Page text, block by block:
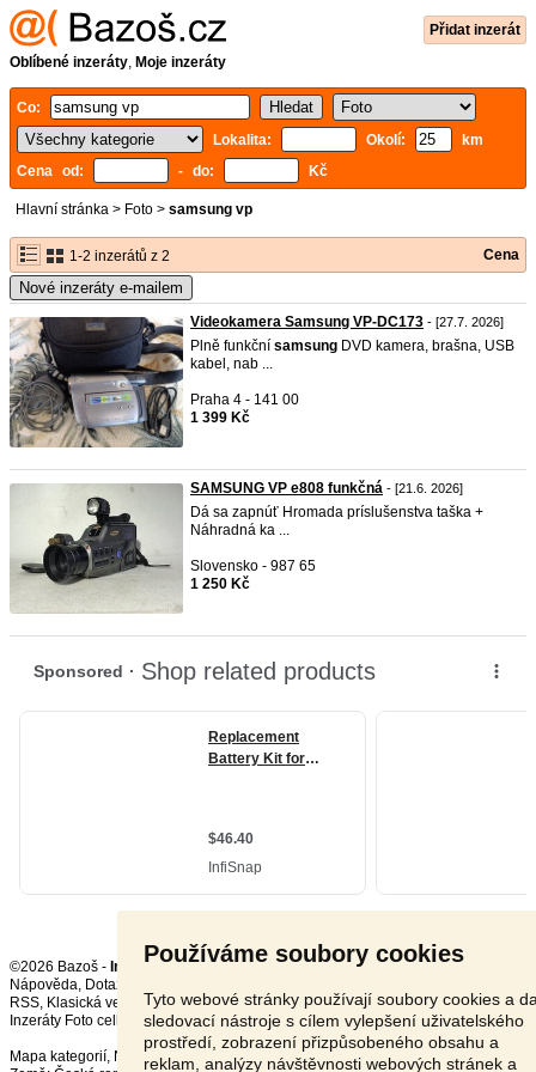
Používáme soubory cookies
Tyto webové stránky používají soubory cookies a
sledovací nástroje s cílem vylepšení uživatelského
prostředí, zobrazení přizpůsobeného obsahu a
reklam, analýzy návštěvnosti webových stránek a
Přidat inzerát
Oblíbené inzeráty, Moje inzeráty
Co:
Lokalita:
Okolí:
km
Cena od:
- do: Kč
Hlavní stránka > Foto > samsung vp
1-2 inzerátů z 2 Cena
Nové inzeráty e-mailem
Videokamera Samsung VP-DC173 - [27.7. 2026]
Plně funkční samsung DVD kamera, brašna, USB
kabel, nab ...
Praha 4 - 141 00
1 399 Kč
SAMSUNG VP e808 funkčná - [21.6. 2026]
Dá sa zapnúť Hromada príslušenstva taška +
Náhradná ka ...
Slovensko - 987 65
1 250 Kč
©2026 Bazoš - Inzerce, Bazar
Nápověda, Dotazy
RSS,
Inzeráty Foto celkem:11890, za 24 hodin: 349
Mapa kategorií, Nejvyhledávanější výrazy